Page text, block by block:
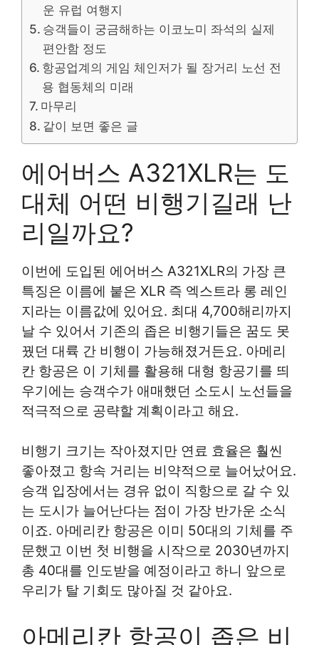
운 유럽 여행지
승객들이 궁금해하는 이코노미 좌석의 실제
편안함 정도
항공업계의 게임 체인저가 될 장거리 노선 전
용 협동체의 미래
마무리
같이 보면 좋은 글
에어버스 A321XLR는 도
대체 어떤 비행기길래 난
리일까요?
이번에 도입된 에어버스 A321XLR의 가장 큰
특징은 이름에 붙은 XLR 즉 엑스트라 롱 레인
지라는 이름값에 있어요. 최대 4,700해리까지
날 수 있어서 기존의 좁은 비행기들은 꿈도 못
꿨던 대륙 간 비행이 가능해졌거든요. 아메리
칸 항공은 이 기체를 활용해 대형 항공기를 띄
우기에는 승객수가 애매했던 소도시 노선들을
적극적으로 공략할 계획이라고 해요.
비행기 크기는 작아졌지만 연료 효율은 훨씬
좋아졌고 항속 거리는 비약적으로 늘어났어요.
승객 입장에서는 경유 없이 직항으로 갈 수 있
는 도시가 늘어난다는 점이 가장 반가운 소식
이죠. 아메리칸 항공은 이미 50대의 기체를 주
문했고 이번 첫 비행을 시작으로 2030년까지
총 40대를 인도받을 예정이라고 하니 앞으로
우리가 탈 기회도 많아질 것 같아요.
아메리칸 항공이 좁은 비